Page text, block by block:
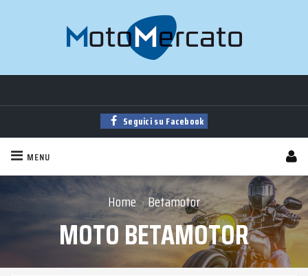
Trova la tua moto tramigliaiadi annunci sempre aggiornati!
Seguici su Facebook
MENU
Home › Betamotor
MOTO BETAMOTOR